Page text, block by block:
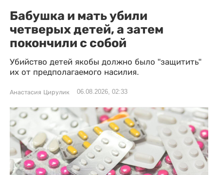
Бабушка и мать убили
четверых детей, а затем
покончили с собой
Убийство детей якобы должно было "защитить"
их от предполагаемого насилия.
Анастасия Цирулик 06.08.2026, 02:33